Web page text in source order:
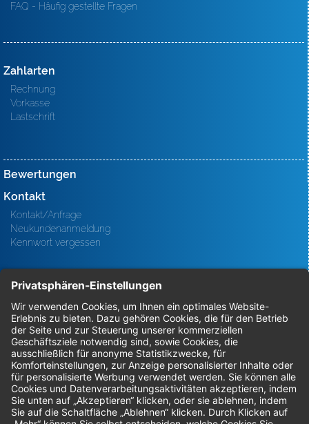
FAQ - Häufig gestellte Fragen
Zahlarten
Rechnung
Vorkasse
Lastschrift
Bewertungen
Kontakt
Kontakt/Anfrage
Neukundenanmeldung
Kennwort vergessen
Bestellungen
Sendung verfolgen